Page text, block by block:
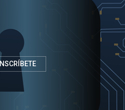
INSCRÍBETE